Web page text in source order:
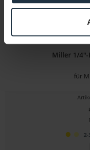
Miller 1/4"-
für